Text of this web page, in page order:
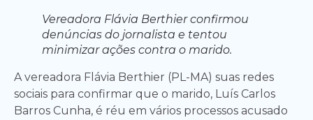
Vereadora Flávia Berthier confirmou
denúncias do jornalista e tentou
minimizar ações contra o marido.
A vereadora Flávia Berthier (PL-MA) suas redes
sociais para confirmar que o marido, Luís Carlos
Barros Cunha, é réu em vários processos acusado